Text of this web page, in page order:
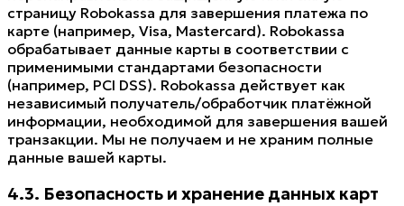
страницу Robokassa для завершения платежа по
карте (например, Visa, Mastercard). Robokassa
обрабатывает данные карты в соответствии с
применимыми стандартами безопасности
(например, PCI DSS). Robokassa действует как
независимый получатель/обработчик платёжной
информации, необходимой для завершения вашей
транзакции. Мы не получаем и не храним полные
данные вашей карты.
4.3. Безопасность и хранение данных карт